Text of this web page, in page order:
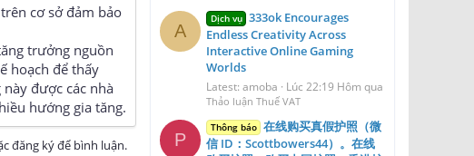
cơ sở đảm bảo
trưởng nguồn
hoạch để thấy
được các nhà
hướng gia tăng.
đăng ký để bình luận.
A
Dịch vụ 333ok Encourages
Endless Creativity Across
Interactive Online Gaming
Worlds
Latest: amoba Lúc 22:19 Hôm qua
Thảo luận Thuế VAT
P
Thông báo 在线购买真假护照（微
信 ID：Scottbowers44）。在线